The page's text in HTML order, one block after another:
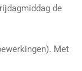
de
Met